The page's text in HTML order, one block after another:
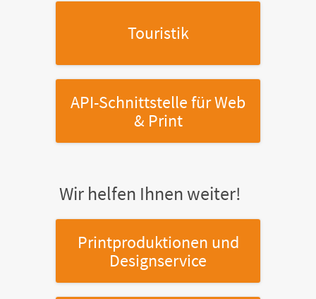
Touristik
API-Schnittstellefür Web
& Print
Wir helfen Ihnen weiter!
Printproduktionen und
Designservice